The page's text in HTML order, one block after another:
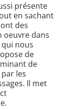
présente
en sachant
des
oeuvre dans
nous
de
de
les
Il met